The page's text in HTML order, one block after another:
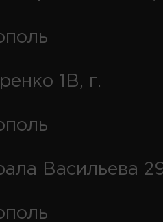
1В, г.
Васильева